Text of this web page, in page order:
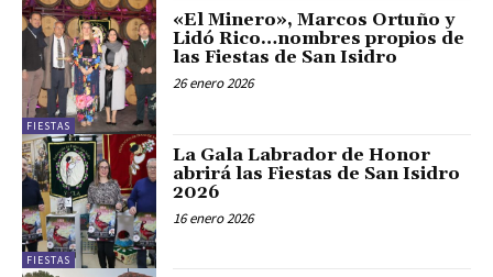
FIESTAS
«El Minero», Marcos Ortuño y
Lidó Rico…nombres propios de
las Fiestas de San Isidro
26 enero 2026
FIESTAS
La Gala Labrador de Honor
abrirá las Fiestas de San Isidro
2026
16 enero 2026